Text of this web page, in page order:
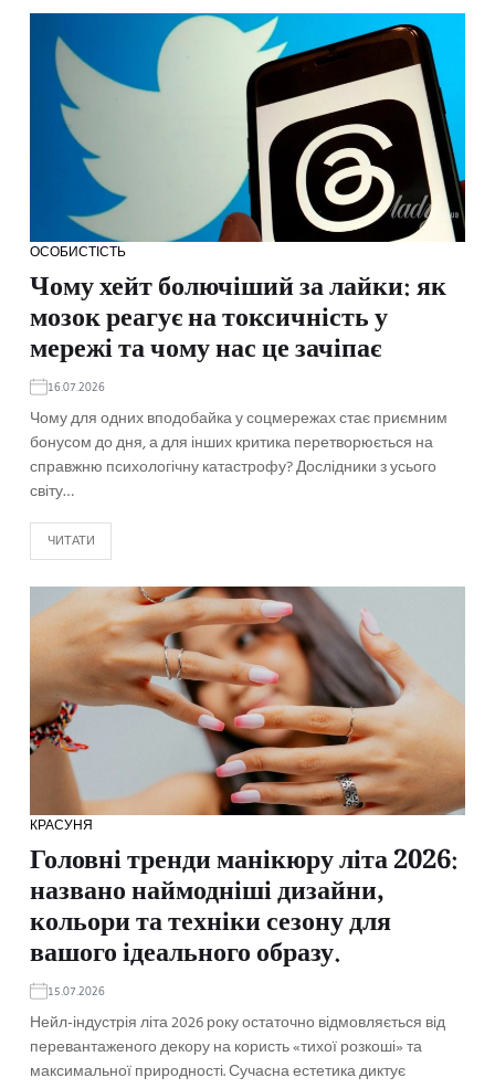
ОСОБИСТІСТЬ
Чому хейт болючіший за лайки: як
мозок реагує на токсичність у
мережі та чому нас це зачіпає
16.07.2026
Чому для одних вподобайка у соцмережах стає приємним
бонусом до дня, а для інших критика перетворюється на
справжню психологічну катастрофу? Дослідники з усього
світу…
ЧИТАТИ
КРАСУНЯ
Головні тренди манікюру літа 2026:
названо наймодніші дизайни,
кольори та техніки сезону для
вашого ідеального образу.
15.07.2026
Нейл-індустрія літа 2026 року остаточно відмовляється від
перевантаженого декору на користь «тихої розкоші» та
максимальної природності. Сучасна естетика диктує